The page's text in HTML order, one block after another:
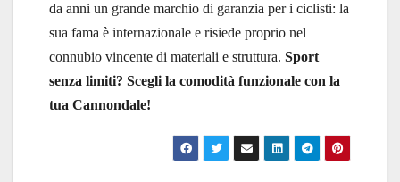
da anni un grande marchio di garanzia per i ciclisti: la
sua fama è internazionale e risiede proprio nel
connubio vincente di materiali e struttura. Sport
senza limiti? Scegli la comodità funzionale con la
tua Cannondale!